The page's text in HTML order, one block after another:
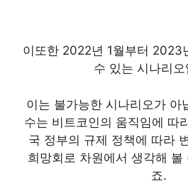
이또한 2022년 1월부터 2023
수 있는 시나리
이는 불가능한 시나리오가 아
수는 비트코인의 움직임에 따
국 정부의 규제 정책에 따라
희망회로 차원에서 생각해 볼
죠.